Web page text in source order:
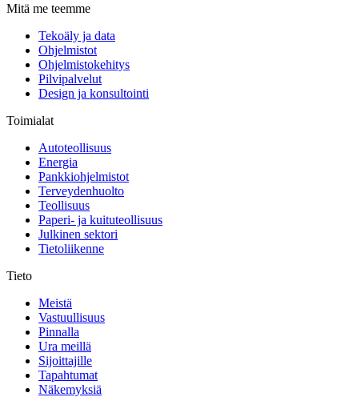
Mitä me teemme
Tekoäly ja data
Ohjelmistot
Ohjelmistokehitys
Pilvipalvelut
Design ja konsultointi
Toimialat
Autoteollisuus
Energia
Pankkiohjelmistot
Terveydenhuolto
Teollisuus
Paperi- ja kuituteollisuus
Julkinen sektori
Tietoliikenne
Tieto
Meistä
Vastuullisuus
Pinnalla
Ura meillä
Sijoittajille
Tapahtumat
Näkemyksiä